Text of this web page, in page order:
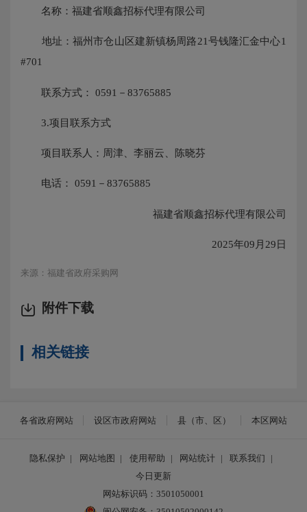
名称：福建省顺鑫招标代理有限公司
地址：福州市仓山区建新镇杨周路21号钱隆汇金中心1
#701
联系方式： 0591－83765885
3.项目联系方式
项目联系人：周津、李丽云、陈晓芬
电话： 0591－83765885
福建省顺鑫招标代理有限公司
2025年09月29日
来源：福建省政府采购网
附件下载
相关链接
各省政府网站 设区市政府网站 县（市、区） 本区网站
隐私保护 | 网站地图 | 使用帮助 | 网站统计 | 联系我们
|
今日更新
网站标识码：3501050001